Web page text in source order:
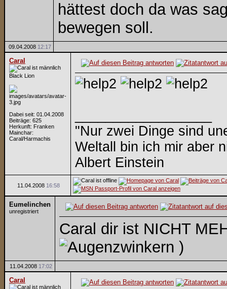
hättest doch da was
bewegen soll.
09.04.2008 12:17
Caral
Black Lion
Dabei seit: 01.04.2008
Beiträge: 625
Herkunft: Franken
Mainchar:
Caral/Harmachis
"Nur zwei Dinge sind
Weltall bin ich mir aber
Albert Einstein
11.04.2008 16:58
Eumelinchen
unregistriert
Caral dir ist NICHT
)
11.04.2008 17:02
Caral